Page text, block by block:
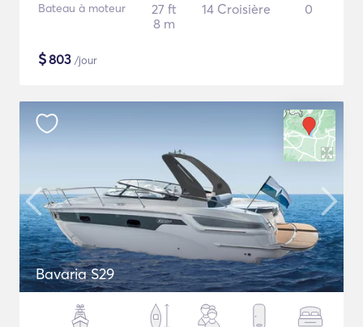
Bateau à moteur
27 ft
8 m
14 Croisière 0
$803 /jour
Bavaria S29